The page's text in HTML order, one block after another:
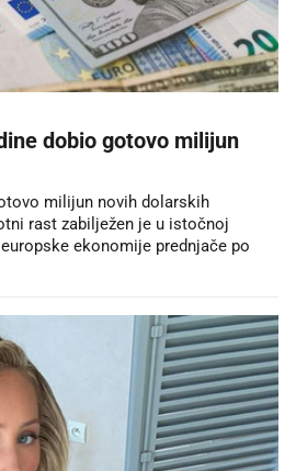
dobio gotovo milijun
milijun novih dolarskih
rast zabilježen je u istočnoj
ekonomije prednjače po